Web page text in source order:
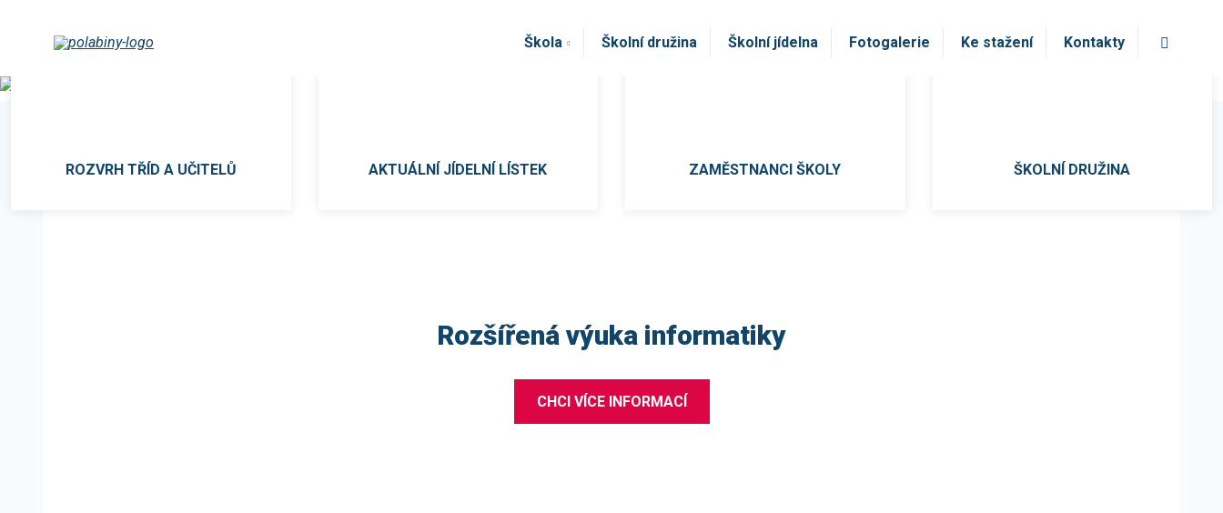
Škola Školní družina Školní jídelna Fotogalerie Ke stažení Kontakty
Základní
Pardubice-
ROZVRH TŘÍD A UČITELŮ AKTUÁLNÍ JÍDELNÍ LÍSTEK ZAMĚSTNANCI ŠKOLY ŠKOLNÍ DRUŽINA
Rozšířená výuka informatiky
CHCI VÍCE INFORMACÍ